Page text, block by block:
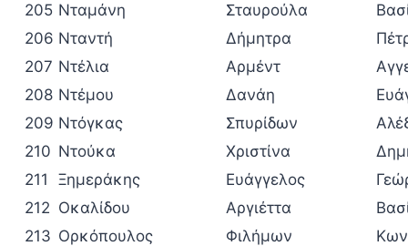
205 Νταμάνη Σταυρούλα
206 Νταντή Δήμητρα
207 Ντέλια Αρμέντ
208 Ντέμου Δανάη
209 Ντόγκας Σπυρίδων
210 Ντούκα Χριστίνα
211
Ξημεράκης Ευάγγελος
212 Οκαλίδου Αργιέττα
213 Ορκόπουλος Φιλήμων